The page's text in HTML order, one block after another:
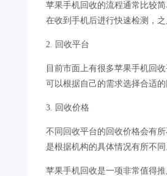
苹果手机回收的流程通常比较
在收到手机后进行快速检测，
2. 回收平台
目前市面上有很多苹果手机回
可以根据自己的需求选择合适
3. 回收价格
不同回收平台的回收价格会有
是根据机构的具体情况有所不
苹果手机回收是一项非常值得